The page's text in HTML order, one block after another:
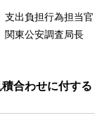
当官
局長
合わせに付する